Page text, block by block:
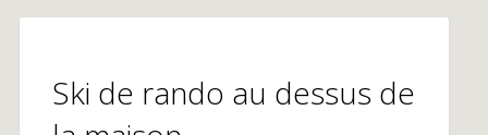
Ski de rando au dessus de